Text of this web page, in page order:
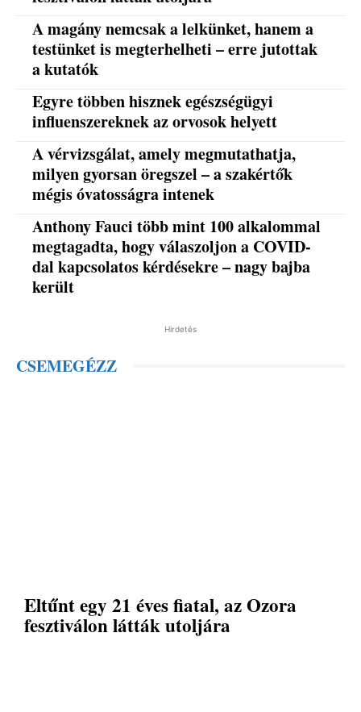
A magány nemcsak a lelkünket, hanem a
testünket is megterhelheti – erre jutottak
a kutatók
Egyre többen hisznek egészségügyi
influenszereknek az orvosok helyett
A vérvizsgálat, amely megmutathatja,
milyen gyorsan öregszel – a szakértők
mégis óvatosságra intenek
Anthony Fauci több mint 100 alkalommal
megtagadta, hogy válaszoljon a COVID-
dal kapcsolatos kérdésekre – nagy bajba
került
Hirdetés
CSEMEGÉZZ
Eltűnt egy 21 éves fiatal, az Ozora
fesztiválon látták utoljára